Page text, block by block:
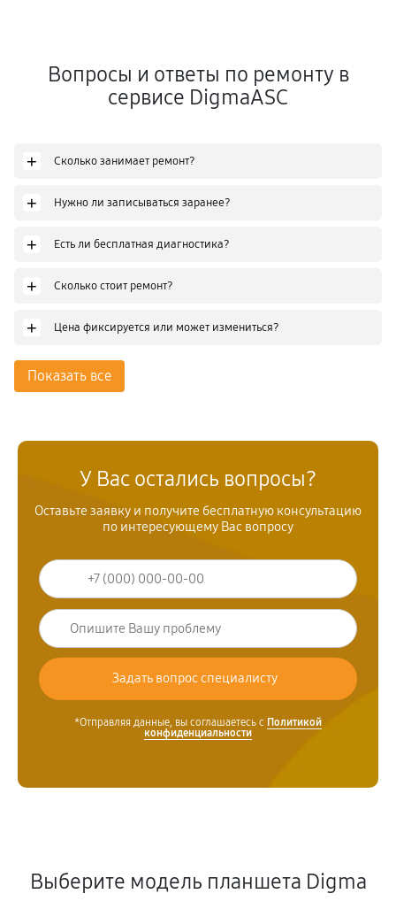
Вопросы и ответы по ремонту в
сервисе DigmaASC
+ Сколько занимает ремонт?
+ Нужно ли записываться заранее?
+ Есть ли бесплатная диагностика?
+ Сколько стоит ремонт?
+ Цена фиксируется или может измениться?
Показать все
У Вас остались вопросы?
Оставьте заявку и получите бесплатную консультацию
по интересующему Вас вопросу
*Отправляя данные, вы соглашаетесь с Политикой
конфиденциальности
Выберите модель планшета Digma